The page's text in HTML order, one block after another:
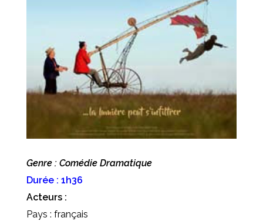
Genre : Comédie Dramatique
Durée : 1h36
Acteurs :
Pays : français